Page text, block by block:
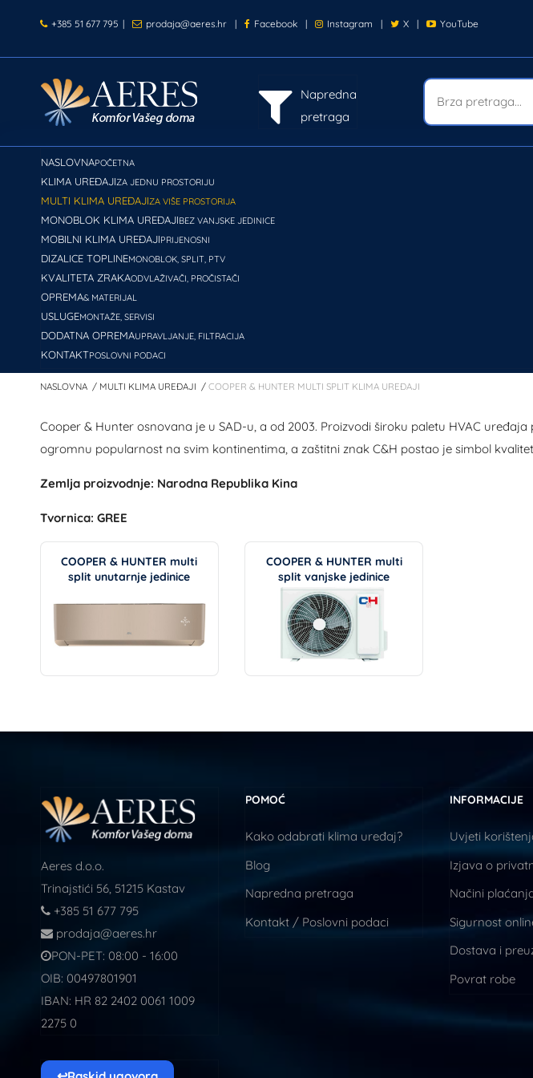
+385 51 677 795 | prodaja@aeres.hr | Facebook | Instagram | X | YouTube
Napredna
pretraga
NASLOVNAPOČETNA
KLIMA UREĐAJIZA JEDNU PROSTORIJU
MULTI KLIMA UREĐAJIZA VIŠE PROSTORIJA
MONOBLOK KLIMA UREĐAJIBEZ VANJSKE JEDINICE
MOBILNI KLIMA UREĐAJIPRIJENOSNI
DIZALICE TOPLINEMONOBLOK, SPLIT, PTV
KVALITETA ZRAKAODVLAŽIVAČI, PROČISTAČI
OPREMA& MATERIJAL
USLUGEMONTAŽE, SERVISI
DODATNA OPREMAUPRAVLJANJE, FILTRACIJA
KONTAKTPOSLOVNI PODACI
NASLOVNA MULTI KLIMA UREĐAJI COOPER & HUNTER MULTI SPLIT KLIMA UREĐAJI
Cooper & Hunter osnovana je u SAD-u, a od 2003. Proizvodi široku paletu HVAC
ogromnu popularnost na svim kontinentima, a zaštitni znak C&H postao je simbol
Zemlja proizvodnje: Narodna Republika Kina
Tvornica: GREE
COOPER & HUNTER multi
split unutarnje jedinice
COOPER & HUNTER multi
split vanjske jedinice
Aeres d.o.o.
Trinajstići 56, 51215 Kastav
+385 51 677 795
prodaja@aeres.hr
PON-PET: 08:00 - 16:00
OIB: 00497801901
IBAN: HR 82 2402 0061 1009
2275 0
POMOĆ
Kako odabrati klima uređaj?
Blog
Napredna pretraga
Kontakt / Poslovni podaci
INFORMACIJE
Uvjeti
Izjava o
Načini
Sigurnost
Dostava i
Povrat robe